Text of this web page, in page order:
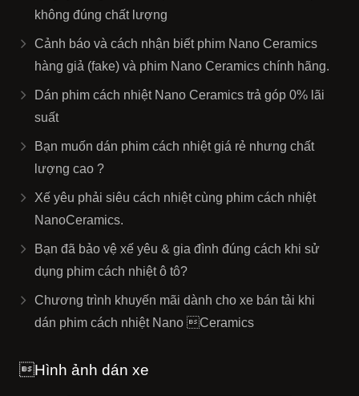
không đúng chất lượng
Cảnh báo và cách nhận biết phim Nano Ceramics
hàng giả (fake) và phim Nano Ceramics chính hãng.
Dán phim cách nhiệt Nano Ceramics trả góp 0% lãi
suất
Bạn muốn dán phim cách nhiệt giá rẻ nhưng chất
lượng cao ?
Xế yêu phải siêu cách nhiệt cùng phim cách nhiệt
NanoCeramics.
Bạn đã bảo vệ xế yêu & gia đình đúng cách khi sử
dụng phim cách nhiệt ô tô?
Chương trình khuyến mãi dành cho xe bán tải khi
dán phim cách nhiệt Nano Ceramics
Hình ảnh dán xe